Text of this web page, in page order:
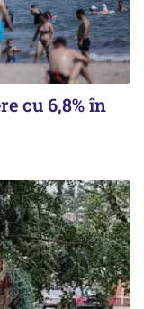
cu 6,8% în